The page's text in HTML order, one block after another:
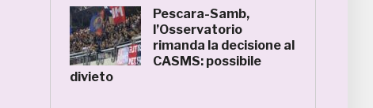
Pescara-Samb,
l’Osservatorio
rimanda la decisione al
CASMS: possibile
divieto